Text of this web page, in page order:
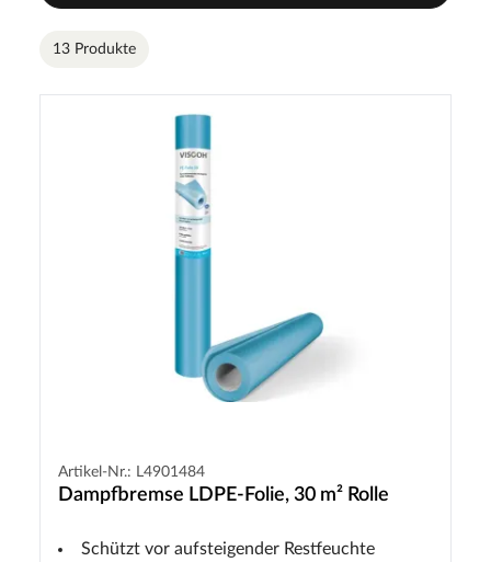
13 Produkte
Artikel-Nr.: L4901484
Dampfbremse LDPE-Folie, 30 m² Rolle
Schützt vor aufsteigender Restfeuchte